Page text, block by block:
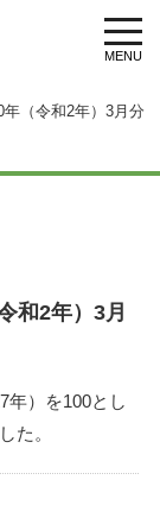
（令和2年）3月分
和2年）3月
年）を100とし
た。